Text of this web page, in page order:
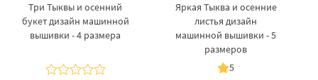
Три Тыквы и осенний
букет дизайн машинной
вышивки - 4 размера
Яркая Тыква и осенние
листья дизайн
машинной вышивки - 5
размеров
5